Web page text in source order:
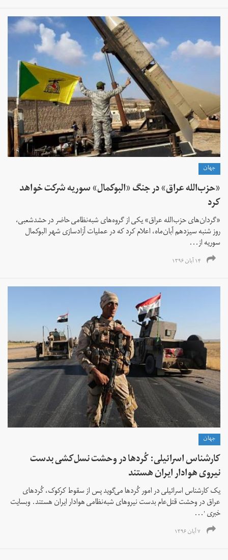
جهان
«حزب‌الله عراق» در جنگ «البوکمال» سوریه شرکت خواهد
کرد
«گردان‌های حزب‌الله عراق» یکی از گروه‌های شبه‌نظامی حاضر در حشد‌شعبی،
روز شنبه سیزدهم آبان‌ماه، اعلام کرد که در عملیات آزادسازی شهر البوکمال
سوریه از...
۱۴ آبان ۱۳۹۶
جهان
کارشناس اسرائیلی: کُردها در وحشت نسل‌کشی بدست
نیروی هوادار ایران هستند
یک کارشناس اسرائیلی در امور کُردها می‌گوید پس از سقوط کرکوک، کُردهای
عراق در وحشت قتل‌عام بدست نیروهای شبه‌نظامی هوادار ایران هستند. وبسایت
خبری '...
۷ آبان ۱۳۹۶